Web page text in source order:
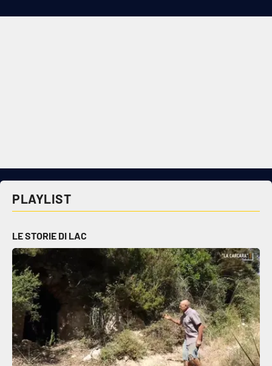
Economia e Lavoro
Politica
Sanità
Società
PLAYLIST
LE STORIE DI LAC